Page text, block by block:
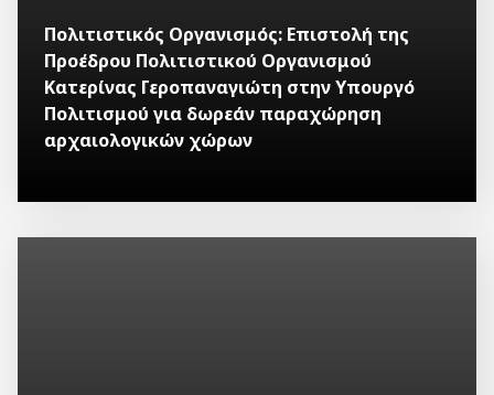
Πολιτιστικός Οργανισμός: Επιστολή της
Προέδρου Πολιτιστικού Οργανισμού
Κατερίνας Γεροπαναγιώτη στην Υπουργό
Πολιτισμού για δωρεάν παραχώρηση
αρχαιολογικών χώρων